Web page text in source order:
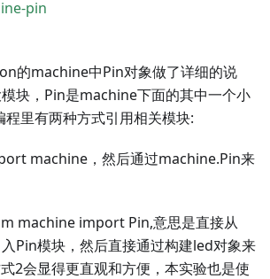
pin
的machine中Pin对象做了详细的说
块，Pin是machine下面的其中一个小
里有两种方式引用相关模块:
machine，然后通过machine.Pin来
machine import Pin,意思是直接从
Pin模块，然后直接通过构建led对象来
2会显得更直观和方便，本实验也是使